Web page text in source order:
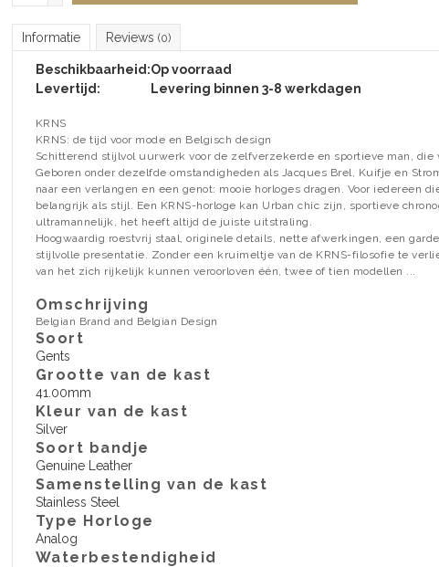
Informatie Reviews (0)
Beschikbaarheid:Op voorraad
Levertijd:
Levering binnen 3-8 werkdagen
KRNS
KRNS: de tijd voor mode en Belgisch design
Schitterend stijlvol uurwerk voor de zelfverzekerde en sportieve man, die
Geboren onder dezelfde omstandigheden als Jacques Brel, Kuifje en
naar een verlangen en een genot: mooie horloges dragen. Voor iedereen
belangrijk als stijl. Een KRNS-horloge kan Urban chic zijn, sportieve
ultramannelijk, het heeft altijd de juiste uitstraling.
Hoogwaardig roestvrij staal, originele details, nette afwerkingen, een
stijlvolle presentatie. Zonder een kruimeltje van de KRNS-filosofie te
van het zich rijkelijk kunnen veroorloven één, twee of tien modellen ...
O​mschrijving
Belgian Brand and Belgian Design
Soort
Gents
Grootte van de kast
41.00mm
Kleur van de kast
Silver
Soort bandje
Genuine Leather
Samenstelling van de kast
Stainless Steel
Type Horloge
Analog
Waterbestendigheid